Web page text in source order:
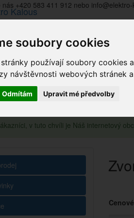
soubory cookies
používají soubory cookies
návštěvnosti webových stránek
Odmítám Upravit mé předvolby
nás +420 583 411 912 nebo
v tuto chvíli je Náš internetový